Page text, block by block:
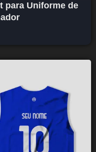
para Uniforme de